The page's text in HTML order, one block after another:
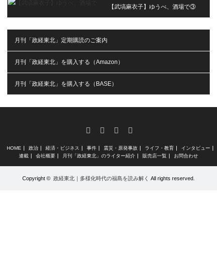
【武塙麻衣子】ゆうべ、酒場で③
月刊「政経東北」定期購読のご案内
月刊「政経東北」を購入する（Amazon）
月刊「政経東北」を購入する（BASE）
FacebookInstagram
RSS
HOME 政治 経済・ビジネス 事件 震災・原発事故 ライフ・教育
インタビュー
連載
会社概要 月刊「政経東北」のライター紹介 販売店一覧 お問合わせ
Copyright © 政経東北｜多様化時代の福島を読み解く All rights reserved.